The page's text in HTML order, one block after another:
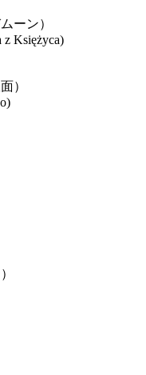
ーン）
z Księżyca)
）